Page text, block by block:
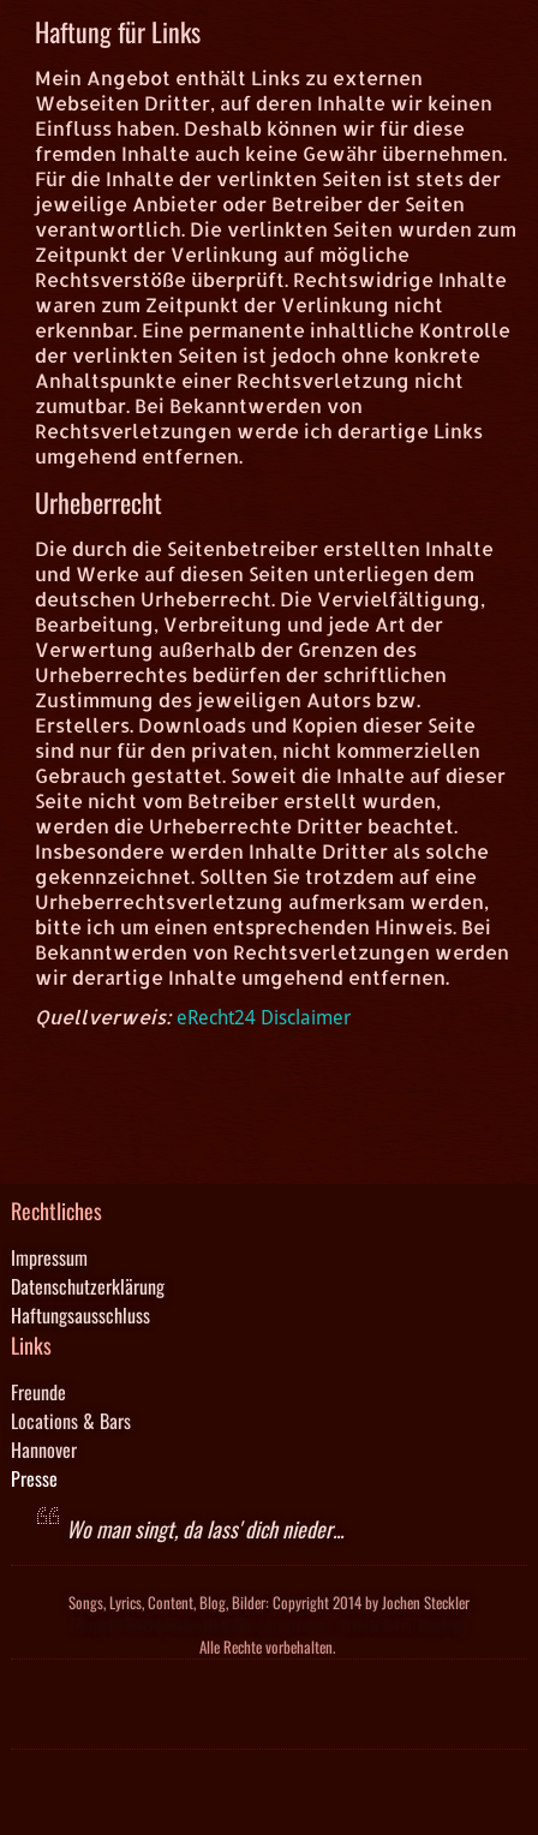
Haftung für Links
Mein Angebot enthält Links zu externen
Webseiten Dritter, auf deren Inhalte wir keinen
Einfluss haben. Deshalb können wir für diese
fremden Inhalte auch keine Gewähr übernehmen.
Für die Inhalte der verlinkten Seiten ist stets der
jeweilige Anbieter oder Betreiber der Seiten
verantwortlich. Die verlinkten Seiten wurden zum
Zeitpunkt der Verlinkung auf mögliche
Rechtsverstöße überprüft. Rechtswidrige Inhalte
waren zum Zeitpunkt der Verlinkung nicht
erkennbar. Eine permanente inhaltliche Kontrolle
der verlinkten Seiten ist jedoch ohne konkrete
Anhaltspunkte einer Rechtsverletzung nicht
zumutbar. Bei Bekanntwerden von
Rechtsverletzungen werde ich derartige Links
umgehend entfernen.
Urheberrecht
Die durch die Seitenbetreiber erstellten Inhalte
und Werke auf diesen Seiten unterliegen dem
deutschen Urheberrecht. Die Vervielfältigung,
Bearbeitung, Verbreitung und jede Art der
Verwertung außerhalb der Grenzen des
Urheberrechtes bedürfen der schriftlichen
Zustimmung des jeweiligen Autors bzw.
Erstellers. Downloads und Kopien dieser Seite
sind nur für den privaten, nicht kommerziellen
Gebrauch gestattet. Soweit die Inhalte auf dieser
Seite nicht vom Betreiber erstellt wurden,
werden die Urheberrechte Dritter beachtet.
Insbesondere werden Inhalte Dritter als solche
gekennzeichnet. Sollten Sie trotzdem auf eine
Urheberrechtsverletzung aufmerksam werden,
bitte ich um einen entsprechenden Hinweis. Bei
Bekanntwerden von Rechtsverletzungen werden
wir derartige Inhalte umgehend entfernen.
Quellverweis: eRecht24 Disclaimer
Rechtliches
Impressum
Datenschutzerklärung
Haftungsausschluss
Links
Freunde
Locations & Bars
Hannover
Presse
Wo man singt, da lass' dich nieder...
Songs, Lyrics, Content, Blog, Bilder: Copyright 2014 by Jochen Steckler
Alle Rechte vorbehalten.